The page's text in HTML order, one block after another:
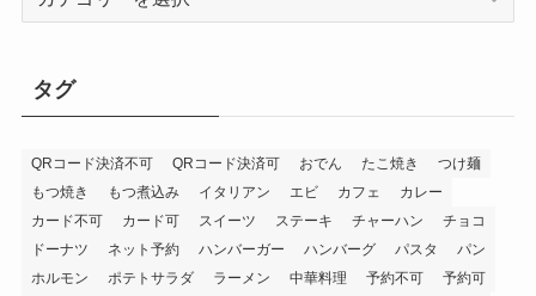
ー
タグ
QRコード決済不可 QRコード決済可 おでん たこ焼き
つけ麺
もつ焼き
もつ煮込み イタリアン エビ カフェ
カレー
カード不可
カード可 スイーツ ステーキ チャーハン
チョコ
ドーナツ
ネット予約 ハンバーガー ハンバーグ パスタ
パン
ホルモン
ポテトサラダ ラーメン 中華料理 予約不可
予約可